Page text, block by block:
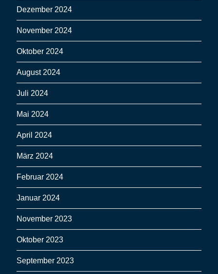
Dezember 2024
November 2024
Oktober 2024
August 2024
Juli 2024
Mai 2024
April 2024
März 2024
Februar 2024
Januar 2024
November 2023
Oktober 2023
September 2023